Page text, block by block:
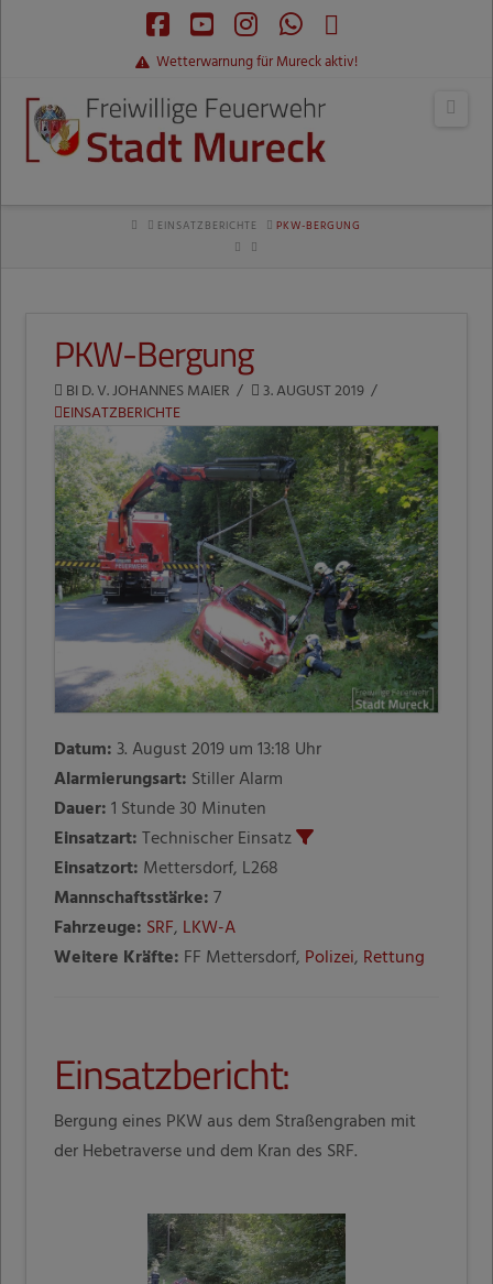
Facebook
YouTube
Instagram
Whatsapp
RSS
Wetterwarnung für Mureck aktiv!
HOMEEINSATZBERICHTE PKW-BERGUNG
PKW-Bergung
BI D. V. JOHANNES MAIER
3. AUGUST 2019
EINSATZBERICHTE
Datum: 3. August 2019 um 13:18 Uhr
Alarmierungsart: Stiller Alarm
Dauer:1 Stunde 30 Minuten
Einsatzart:Technischer Einsatz
Einsatzort: Mettersdorf, L268
Mannschaftsstärke:7
Fahrzeuge: SRF, LKW-A
Weitere Kräfte: FF Mettersdorf, Polizei, Rettung
Einsatzbericht:
Bergung eines PKW aus dem Straßengraben mit
der Hebetraverse und dem Kran des SRF.